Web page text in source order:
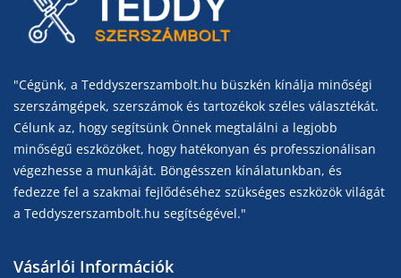
"Cégünk, a Teddyszerszambolt.hu büszkén kínálja minőségi
szerszámgépek, szerszámok és tartozékok széles választékát.
Célunk az, hogy segítsünk Önnek megtalálni a legjobb
minőségű eszközöket, hogy hatékonyan és professzionálisan
végezhesse a munkáját. Böngésszen kínálatunkban, és
fedezze fel a szakmai fejlődéséhez szükséges eszközök világát
a Teddyszerszambolt.hu segítségével."
Vásárlói Információk